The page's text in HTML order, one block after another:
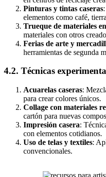
Pinturas y tintas caseras
elementos como café,
Trueque de materiales
materiales con otros
Ferias de arte y
herramientas de segunda
4.2. Técnicas
Acuarelas caseras:
para crear colores únicos.
Collage con materiales
cartón para nuevas
Impresión casera:
con elementos cotidianos.
Uso de telas y textiles:
convencionales.